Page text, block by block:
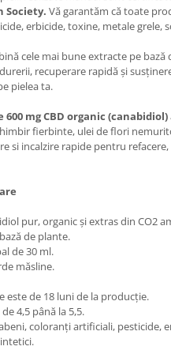
Society. Vă garantăm că toate
erbicide, toxine, metale grele,
cele mai bune extracte pe
recuperare rapidă și
pielea ta.
600 mg CBD organic (canabidiol)
fierbinte, ulei de flori
si incalzire rapide pentru
pur, organic și extras din CO2
de plante.
de 30 ml.
măsline.
este de 18 luni de la producție.
4,5 până la 5,5.
coloranți artificiali, pesticide,